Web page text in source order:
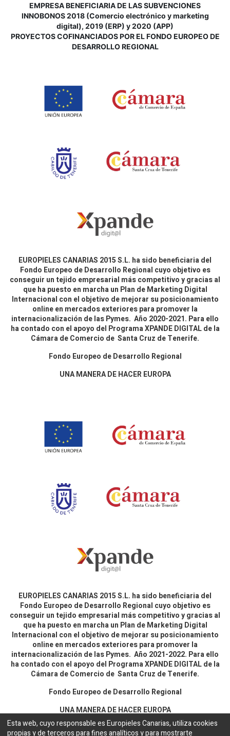
EMPRESA BENEFICIARIA DE LAS SUBVENCIONES
INNOBONOS 2018 (Comercio electrónico y marketing
digital), 2019 (ERP) y 2020 (APP)
PROYECTOS COFINANCIADOS POR EL FONDO EUROPEO DE
DESARROLLO REGIONAL
EUROPIELES CANARIAS 2015 S.L. ha sido beneficiaria del
Fondo Europeo de Desarrollo Regional cuyo objetivo es
conseguir un tejido empresarial más competitivo y gracias al
que ha puesto en marcha un Plan de Marketing Digital
Internacional con el objetivo de mejorar su posicionamiento
online en mercados exteriores para promover la
internacionalización de las Pymes. Año 2020-2021. Para ello
ha contado con el apoyo del Programa XPANDE DIGITAL de la
Cámara de Comercio de Santa Cruz de Tenerife.
Fondo Europeo de Desarrollo Regional
UNA MANERA DE HACER EUROPA
EUROPIELES CANARIAS 2015 S.L. ha sido beneficiaria del
Fondo Europeo de Desarrollo Regional cuyo objetivo es
conseguir un tejido empresarial más competitivo y gracias al
que ha puesto en marcha un Plan de Marketing Digital
Internacional con el objetivo de mejorar su posicionamiento
online en mercados exteriores para promover la
internacionalización de las Pymes. Año 2021-2022. Para ello
ha contado con el apoyo del Programa XPANDE DIGITAL de la
Cámara de Comercio de Santa Cruz de Tenerife.
Fondo Europeo de Desarrollo Regional
UNA MANERA DE HACER EUROPA
Esta web, cuyo responsable es Europieles Canarias, utiliza cookies
propias y de terceros para fines analíticos y para mostrarte